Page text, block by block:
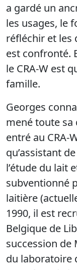
a gardé un
les usages, le
réfléchir et les
est confronté.
le CRA-W est
famille.
Georges
mené toute
entré au CRA-
qu’assistant
l’étude du lait
subventionné
laitière
1990, il est
Belgique de
succession de
du laboratoire